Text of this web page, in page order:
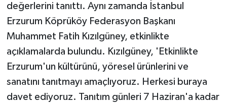
değerlerini tanıttı. Aynı zamanda İstanbul
Erzurum Köprüköy Federasyon Başkanı
Muhammet Fatih Kızılgüney, etkinlikte
açıklamalarda bulundu. Kızılgüney, 'Etkinlikte
Erzurum'un kültürünü, yöresel ürünlerini ve
sanatını tanıtmayı amaçlıyoruz. Herkesi buraya
davet ediyoruz. Tanıtım günleri 7 Haziran'a kadar
Yerel Haberler